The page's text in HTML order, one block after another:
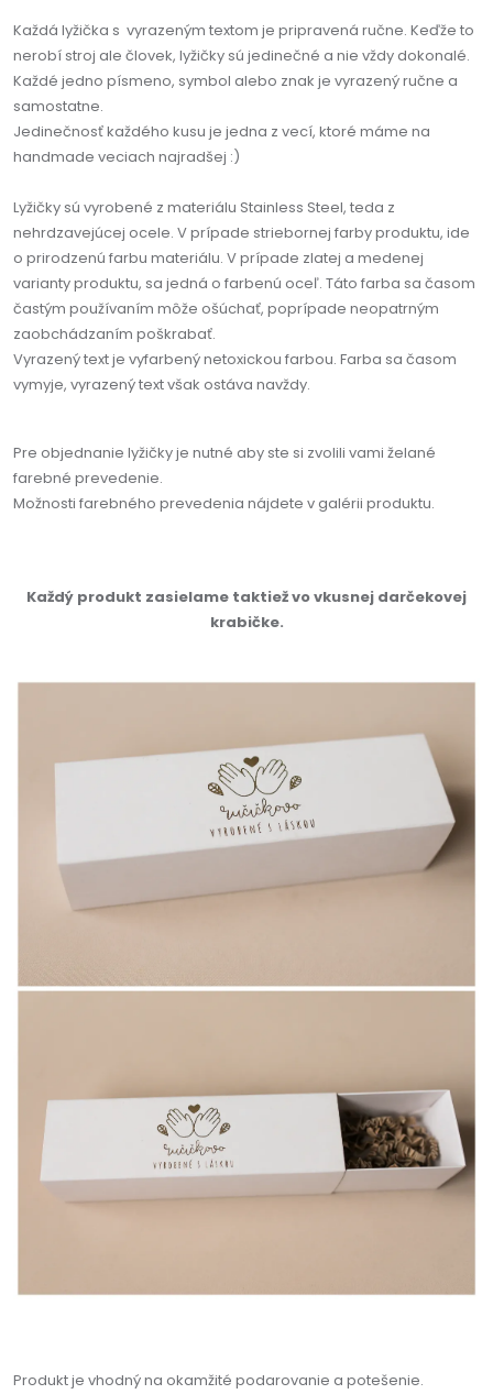
Každá lyžička s vyrazeným textom je pripravená ručne. Keďže to
nerobí stroj ale človek, lyžičky sú jedinečné a nie vždy dokonalé.
Každé jedno písmeno, symbol alebo znak je vyrazený ručne a
samostatne.
Jedinečnosť každého kusu je jedna z vecí, ktoré máme na
handmade veciach najradšej :)
Lyžičky sú vyrobené z materiálu Stainless Steel, teda z
nehrdzavejúcej ocele. V prípade striebornej farby produktu, ide
o prirodzenú farbu materiálu. V prípade zlatej a medenej
varianty produktu, sa jedná o farbenú oceľ. Táto farba sa časom
častým používaním môže ošúchať, poprípade neopatrným
zaobchádzaním poškrabať.
Vyrazený text je vyfarbený netoxickou farbou. Farba sa časom
vymyje, vyrazený text však ostáva navždy.
Pre objednanie lyžičky je nutné aby ste si zvolili vami želané
farebné prevedenie.
Možnosti farebného prevedenia nájdete v galérii produktu.
Každý produkt zasielame taktiež vo vkusnej darčekovej
krabičke.
Produkt je vhodný na okamžité podarovanie a potešenie.